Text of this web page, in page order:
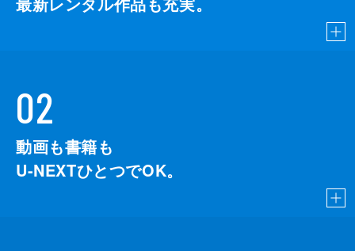
02
動画も書籍も
U-NEXTひとつでOK。